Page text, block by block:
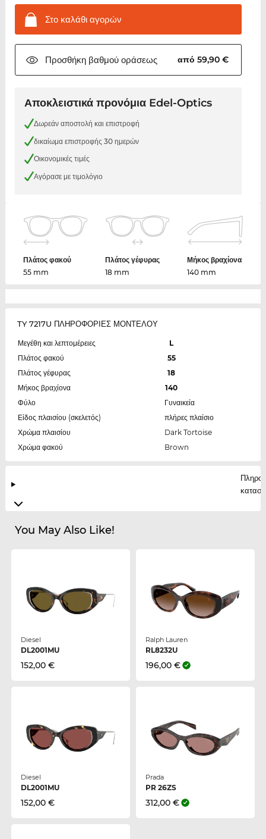
Στο καλάθιαγορών
Προσθήκη βαθμούοράσεως από 59,90 €
Αποκλειστικά προνόμια Edel-Optics
Δωρεάν αποστολή και επιστροφή
δικαίωμα επιστροφής 30 ημερών
Οικονομικές τιμές
Αγόρασε με τιμολόγιο
Πλάτος φακού
55 mm
Πλάτος γέφυρας
18 mm
Μήκος βραχίονα
140 mm
TY 7217U ΠΛΗΡΟΦΟΡΙΕΣ ΜΟΝΤΕΛΟΥ
Μεγέθη και λεπτομέρειες
L
Πλάτος φακού
55
Πλάτος γέφυρας
18
Μήκος βραχίονα
140
Φύλο
Γυναικεία
Είδος πλαισίου (σκελετός)
πλήρες πλαίσιο
Χρώμα πλαισίου
Dark Tortoise
Χρώμα φακού
Brown
You May Also Like!
Diesel
DL2001MU
152,00 €
Ralph Lauren
RL8232U
196,00 €
Diesel
DL2001MU
152,00 €
Prada
PR 26ZS
312,00 €